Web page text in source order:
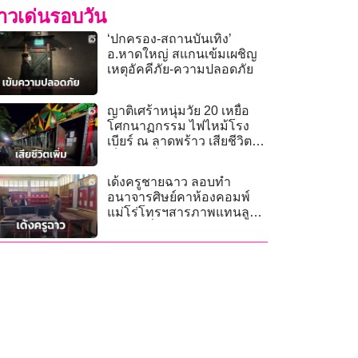
วเด่นรอบวัน
‘ปกครอง-สถานบันเทิง’
อ.หาดใหญ่ สแกนเข้มเผชิญ
เหตุอัคคีภัย-ความปลอดภัย
ญาติเศร้าหนุ่มวัย 20 เหยื่อ
โศกนาฏกรรม ไฟไหม้โรง
เบียร์ ณ ลาดพร้าว เสียชีวิต
เด้งครูชายฉาว ลอบทำ
อนาจารศิษย์คาห้องคอมพ์
แม่โร่โทรฯสารภาพแทนลูก-